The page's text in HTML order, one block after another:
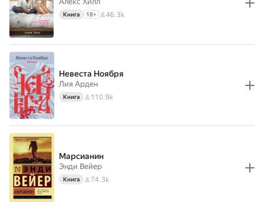
Книга 18+ 46.3k
Невеста Ноября
Лия Арден
Книга 110.9k
Марсианин
Энди Вейер
Книга 74.3k